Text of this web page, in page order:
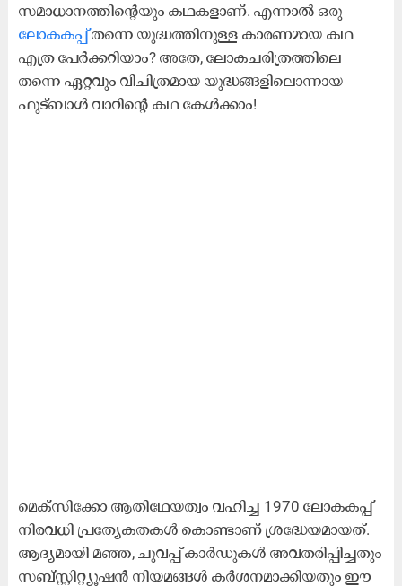
സമാധാനത്തിന്റെയും കഥകളാണ്. എന്നാൽ ഒരു
ലോകകപ്പ്തന്നെ യുദ്ധത്തിനുള്ള കാരണമായ കഥ
എത്ര പേർക്കറിയാം? അതേ, ലോകചരിത്രത്തിലെ
തന്നെ ഏറ്റവും വിചിത്രമായ യുദ്ധങ്ങളിലൊന്നായ
ഫുട്ബാൾ വാറിന്റെ കഥ കേൾക്കാം!
മെക്സിക്കോ ആതിഥേയത്വം വഹിച്ച 1970 ലോകകപ്പ്
നിരവധി പ്രത്യേകതകൾ കൊണ്ടാണ് ശ്രദ്ധേയമായത്.
ആദ്യമായി മഞ്ഞ, ചുവപ്പ് കാർഡുകൾ അവതരിപ്പിച്ചതും
സബ്‌സ്റ്റിറ്റ്യൂഷൻ നിയമങ്ങൾ കർശനമാക്കിയതും ഈ